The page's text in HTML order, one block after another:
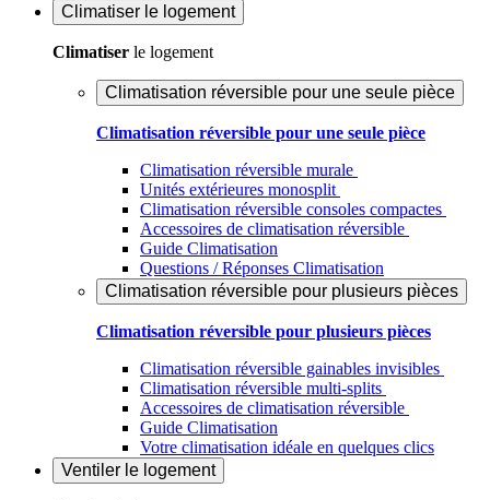
Climatiser le logement
Climatiser le logement
Climatisation réversible pour une seule pièce
Climatisation réversible pour une seule pièce
Climatisation réversible murale
Unités extérieures monosplit
Climatisation réversible consoles compactes
Accessoires de climatisation réversible
Guide Climatisation
Questions / Réponses Climatisation
Climatisation réversible pour plusieurs pièces
Climatisation réversible pour plusieurs pièces
Climatisation réversible gainables invisibles
Climatisation réversible multi-splits
Accessoires de climatisation réversible
Guide Climatisation
Votre climatisation idéale en quelques clics
Ventiler le logement